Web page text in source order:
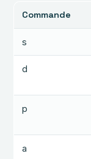
Commande
s
d
p
a